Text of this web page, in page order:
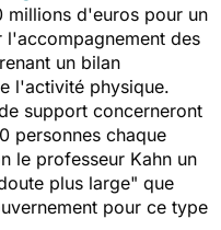
millions d'euros pour un
des
un bilan
l'activité physique.
support concerneront
personnes chaque
le professeur Kahn un
plus large" que
pour ce type